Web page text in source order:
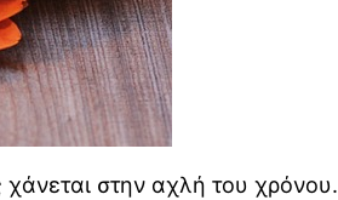
στην αχλή του χρόνου.